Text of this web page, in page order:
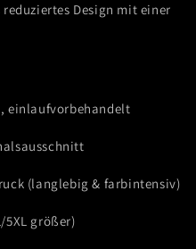
Design mit einer
einlaufvorbehandelt
(langlebig & farbintensiv)
5XL größer)